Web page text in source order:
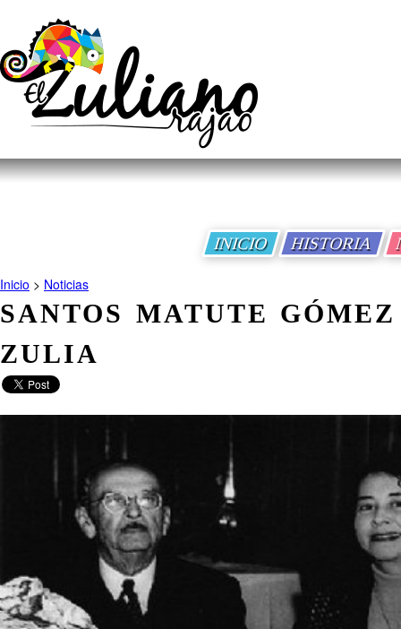
INICIO HISTORIA
Inicio > Noticias
SANTOS MATUTE
ZULIA